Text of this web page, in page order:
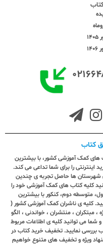
کتاب
های کمک آموزشی کشور، با بیشترین
را برای شما تداعی می کند.
برای شهرستان ها حاصل تجربه ی چندین
کلیه کتاب های کمک آموزشی خود را
متوسطه دوم، کنکور با بیشترین
کلیه ی ناشران کمک آموزشی کشور (
، مبتکران ، منتشران ، خواندنی ، الگو
می توانید کلیه ی اطلاعات مربوط
بررسی نمایید. تخفیف خرید کتاب در
ویژه و تخفیف های متنوع خواهیم